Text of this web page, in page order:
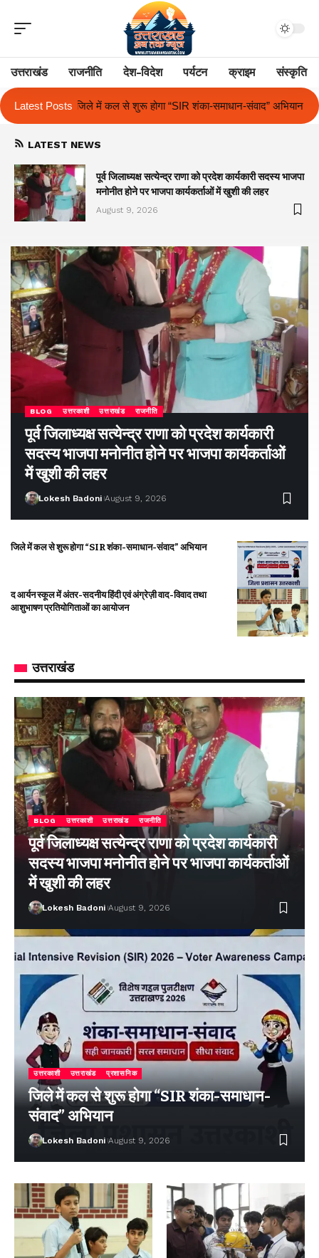
उत्तराखंड राजनीति देश-विदेश पर्यटन क्राइम संस्कृति
Latest Posts
होगा “SIR शंका-समाधान-संवाद” अभियान द आर्यन स्कूल में अंतर-सदनीय
LATEST NEWS
पूर्व जिलाध्यक्ष सत्येन्द्र राणा को प्रदेश कार्यकारी सदस्य भाजपा
मनोनीत होने पर भाजपा कार्यकर्ताओं में खुशी की लहर
August 9, 2026
BLOG उत्तरकाशी उत्तराखंड राजनीति
पूर्व जिलाध्यक्ष सत्येन्द्र राणा को प्रदेश कार्यकारी
सदस्य भाजपा मनोनीत होने पर भाजपा कार्यकर्ताओं
में खुशी की लहर
Lokesh Badoni August 9, 2026
जिले में कल से शुरू होगा “SIR शंका-समाधान-संवाद” अभियान
द आर्यन स्कूल में अंतर-सदनीय हिंदी एवं अंग्रेज़ी वाद-विवाद तथा
आशुभाषण प्रतियोगिताओं का आयोजन
उत्तराखंड
BLOG उत्तरकाशी उत्तराखंड राजनीति
पूर्व जिलाध्यक्ष सत्येन्द्र राणा को प्रदेश कार्यकारी
सदस्य भाजपा मनोनीत होने पर भाजपा कार्यकर्ताओं
में खुशी की लहर
Lokesh Badoni August 9, 2026
उत्तरकाशी उत्तराखंड प्रशासनिक
जिले में कल से शुरू होगा “SIR शंका-समाधान-
संवाद” अभियान
Lokesh Badoni August 9, 2026